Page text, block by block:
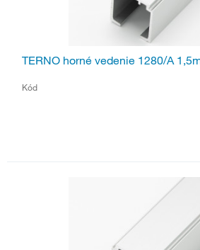
TERNO horné vedenie 1280/A
Kód